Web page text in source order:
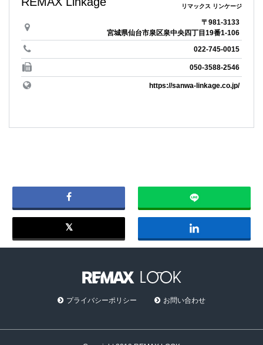
リマックス リンケージ
〒981-3133
宮城県仙台市泉区泉中央四丁目19番1-106
022-745-0015
050-3588-2546
https://sanwa-linkage.co.jp/
プライバシーポリシー お問い合わせ